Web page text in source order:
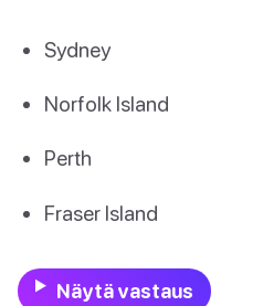
Sydney
Norfolk Island
Perth
Fraser Island
Näytä vastaus